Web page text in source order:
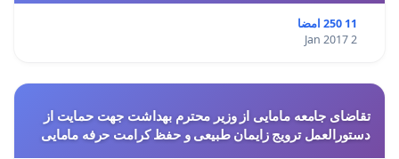
11 250 امضا
2 Jan 2017
تقاضای جامعه مامایی از وزیر محترم بهداشت جهت حمایت از
دستورالعمل ترویج زایمان طبیعی و حفظ کرامت حرفه مامایی